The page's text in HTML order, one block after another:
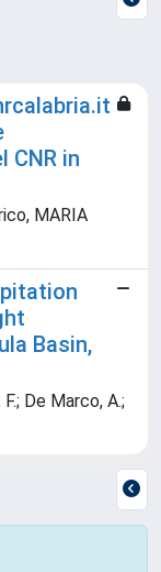
CNR in
MARIA
Basin,
De Marco, A.;